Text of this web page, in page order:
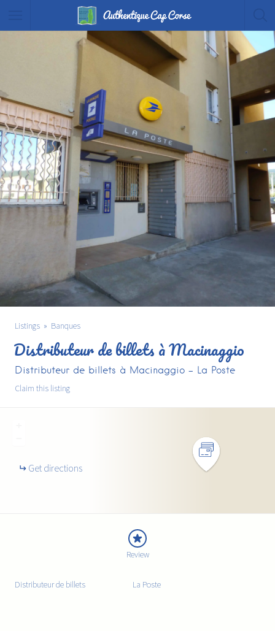
Listings Banques
Distributeur de billets à Macinaggio
Distributeur de billets à Macinaggio - La Poste
Claim this listing
Get directions
Review
Distributeur de billets La Poste